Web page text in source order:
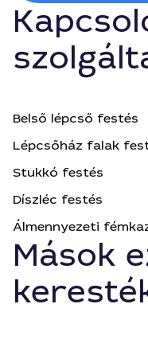
Belső lépcső festés
Lépcsőház falak
Stukkó festés
Díszléc festés
Álmennyezeti
Mások